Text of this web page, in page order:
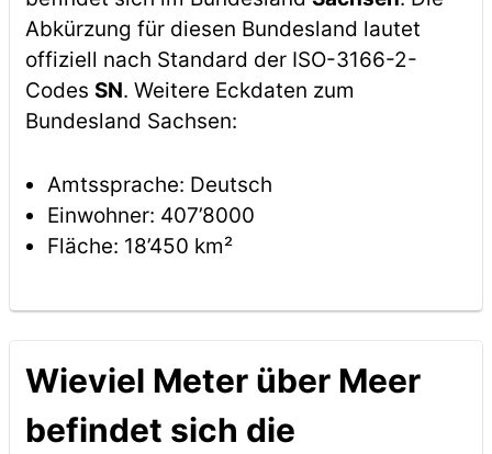
Abkürzung für diesen Bundesland lautet
offiziell nach Standard der ISO-3166-2-
Codes SN. Weitere Eckdaten zum
Bundesland Sachsen:
Amtssprache: Deutsch
Einwohner: 407’8000
Fläche: 18’450 km²
Wieviel Meter über Meer
befindet sich die